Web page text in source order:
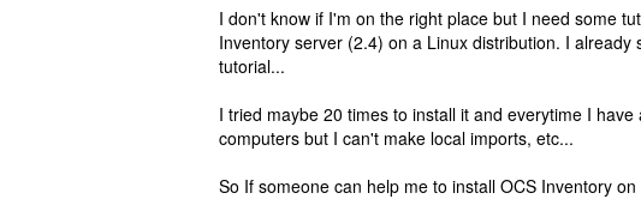
I don't know if I'm on the right place but I need some
Inventory server (2.4) on a Linux distribution. I
tutorial...
I tried maybe 20 times to install it and everytime I
computers but I can't make local imports, etc...
So If someone can help me to install OCS Inventory